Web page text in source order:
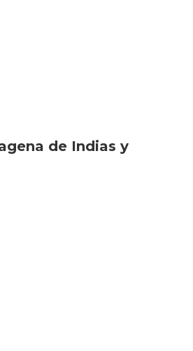
de Indias y